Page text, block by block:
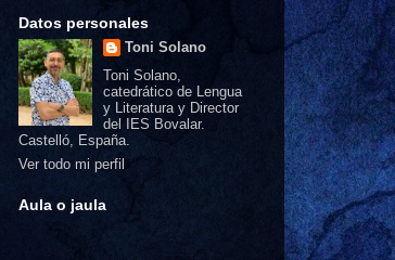
Datos personales
Toni Solano
Toni Solano,
catedrático de Lengua
y Literatura y Director
del IES Bovalar.
Castelló, España.
Ver todo mi perfil
Aula o jaula